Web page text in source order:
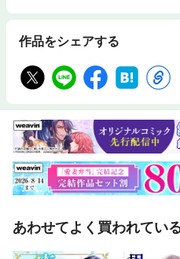
作品をシェアする
あわせてよく買われてい